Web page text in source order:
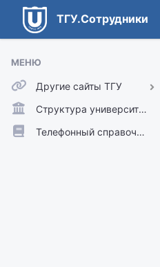
ТГУ.Сотрудники
МЕНЮ
Другие сайты ТГУ
ТГУ.Аккаунты
ТГУ.Расписание
Структура университета
Телефонный справочник